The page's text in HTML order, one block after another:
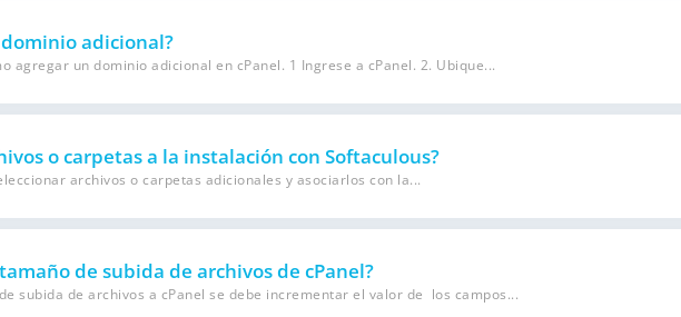
adicional?
agregar un dominio adicional en cPanel. 1 Ingrese a cPanel. 2. Ubique...
o carpetas a la instalación con Softaculous?
archivos o carpetas adicionales y asociarlos con la...
de subida de archivos de cPanel?
subida de archivos a cPanel se debe incrementar el valor de los campos...